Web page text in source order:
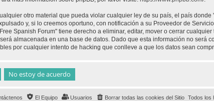
otro material que pueda violar cualquier ley de su país, el país donde
y, si lo creemos oportuno, con notificación a su Proveedor de
Spanish Forum" tiene derecho a eliminar, editar, mover o cerrar
almacenada en una base de datos. Dado que esta información no será
por cualquier intento de hacking que conlleve a que los datos sean
Todos los
Borrar todas las cookies del Sitio
Usuarios
El Equipo